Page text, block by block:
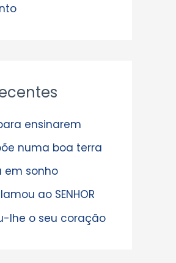
ensinarem
numa boa terra
em sonho
ao SENHOR
lhe o seu coração